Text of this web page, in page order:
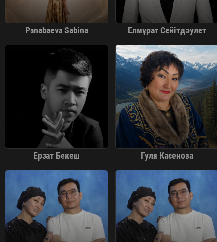
Panabaeva Sabina Елмұрат Сейітдәулет
Ерзат Бекеш Гуля Касенова